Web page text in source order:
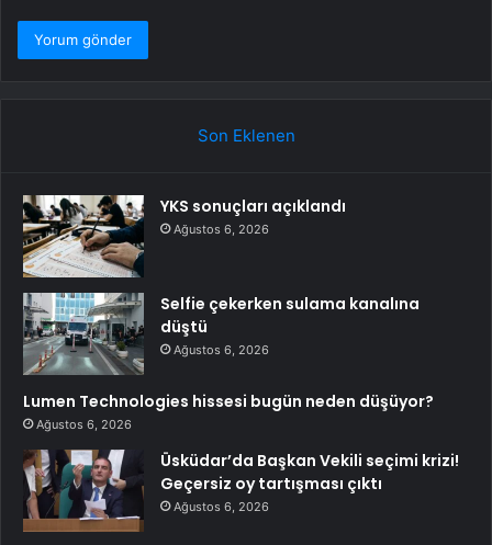
Son Eklenen
YKS sonuçları açıklandı
Ağustos 6, 2026
Selfie çekerken sulama kanalına
düştü
Ağustos 6, 2026
Lumen Technologies hissesi bugün neden düşüyor?
Ağustos 6, 2026
Üsküdar’da Başkan Vekili seçimi krizi!
Geçersiz oy tartışması çıktı
Ağustos 6, 2026